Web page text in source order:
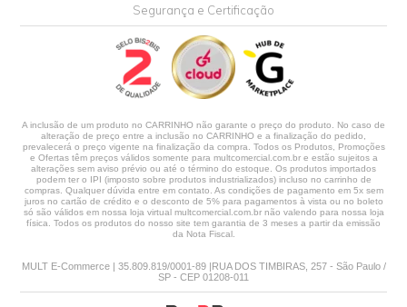
Segurança e Certificação
A inclusão de um produto no CARRINHO não garante o preço do produto. No caso de
alteração de preço entre a inclusão no CARRINHO e a finalização do pedido,
prevalecerá o preço vigente na finalização da compra. Todos os Produtos, Promoções
e Ofertas têm preços válidos somente para multcomercial.com.br e estão sujeitos a
alterações sem aviso prévio ou até o término do estoque. Os produtos importados
podem ter o IPI (imposto sobre produtos industrializados) incluso no carrinho de
compras. Qualquer dúvida entre em contato. As condições de pagamento em 5x sem
juros no cartão de crédito e o desconto de 5% para pagamentos à vista ou no boleto
só são válidos em nossa loja virtual multcomercial.com.br não valendo para nossa loja
física. Todos os produtos do nosso site tem garantia de 3 meses a partir da emissão
da Nota Fiscal.
MULT E-Commerce | 35.809.819/0001-89 |RUA DOS TIMBIRAS, 257 - São Paulo /
SP - CEP 01208-011